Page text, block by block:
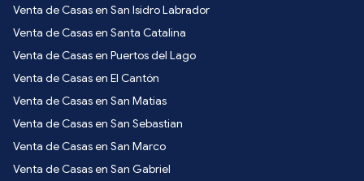
Venta de Casas en San Isidro Labrador
Venta de Casas en Santa Catalina
Venta de Casas en Puertos del Lago
Venta de Casas en El Cantón
Venta de Casas en San Matias
Venta de Casas en San Sebastian
Venta de Casas en San Marco
Venta de Casas en San Gabriel